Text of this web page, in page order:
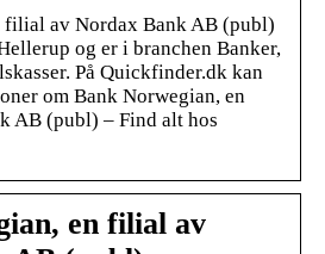
filial av Nordax Bank AB (publ)
og er i branchen Banker,
På Quickfinder.dk kan
om Bank Norwegian, en
AB (publ) – Find alt hos
en filial av